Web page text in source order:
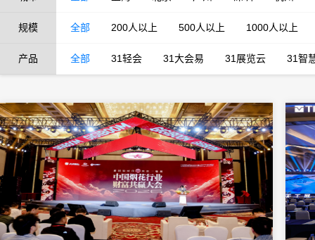
规模 全部 200人以上 500人以上 1000人以上
产品 全部 31轻会 31大会易 31展览云 31智